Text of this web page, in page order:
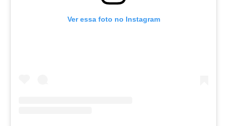
Ver essa foto no Instagram